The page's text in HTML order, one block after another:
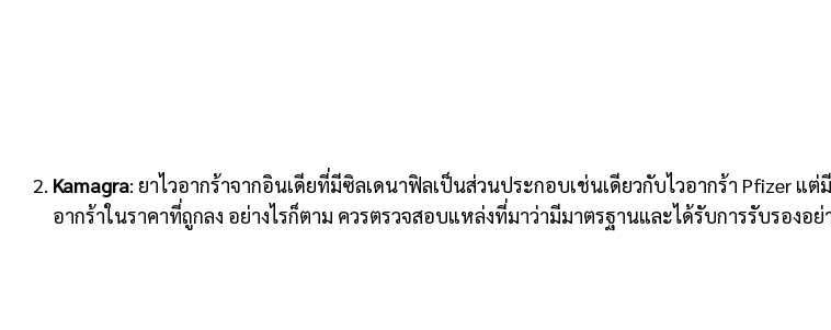
Kamagra: ยาไวอากร้าจากอินเดียที่มีซิลเดนาฟิลเป็นส่วนประกอบเช่นเดียวกับไวอากร้า Pfizer
อากร้าในราคาที่ถูกลง อย่างไรก็ตาม ควรตรวจสอบแหล่งที่มาว่ามีมาตรฐานและได้รับการรับรองอย่